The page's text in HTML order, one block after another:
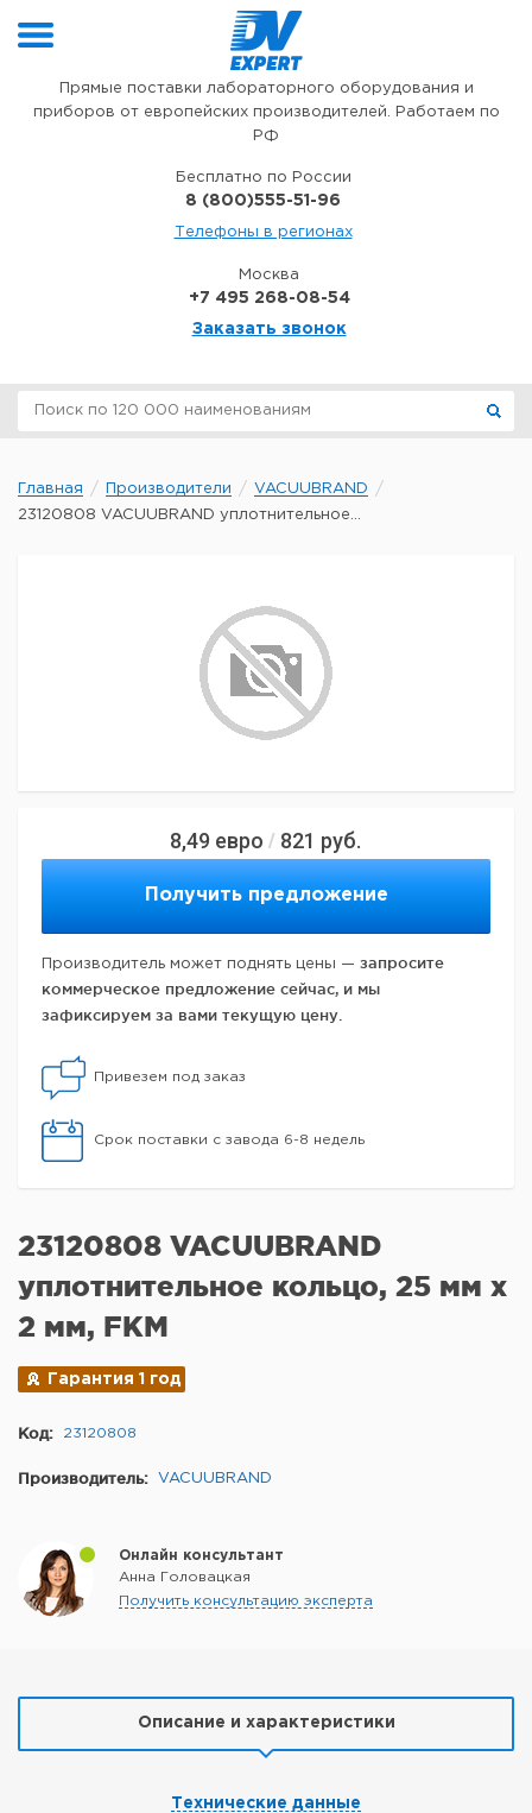
Прямые поставки лабораторного оборудования и
приборов от европейских производителей. Работаем по
РФ
Бесплатно по России
8 (800)555-51-96
Телефоны в регионах
Москва
+7 495 268-08-54
Заказать звонок
Главная Производители
VACUUBRAND
23120808 VACUUBRAND уплотнительное...
8,49 евро / 821 руб.
Получить предложение
Производитель может поднять цены — запросите
коммерческое предложение сейчас, и мы
зафиксируем за вами текущую цену.
Привезем под заказ
Срок поставки с завода 6-8 недель
23120808 VACUUBRAND
уплотнительное кольцо, 25 мм x
2 мм, FKM
Гарантия 1 год
Код: 23120808
Производитель: VACUUBRAND
Онлайн консультант
Анна Головацкая
Получить консультацию эксперта
Описание и характеристики
Технические данные